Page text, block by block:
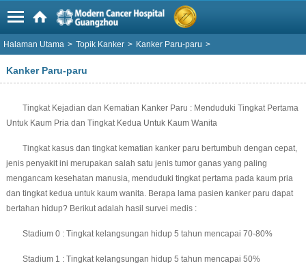
Halaman Utama > Topik Kanker > Kanker Paru-paru >
Kanker Paru-paru
Tingkat Kejadian dan Kematian Kanker Paru : Menduduki Tingkat Pertama
Untuk Kaum Pria dan Tingkat Kedua Untuk Kaum Wanita
Tingkat kasus dan tingkat kematian kanker paru bertumbuh dengan cepat,
jenis penyakit ini merupakan salah satu jenis tumor ganas yang paling
mengancam kesehatan manusia, menduduki tingkat pertama pada kaum pria
dan tingkat kedua untuk kaum wanita. Berapa lama pasien kanker paru dapat
bertahan hidup? Berikut adalah hasil survei medis :
Stadium 0 : Tingkat kelangsungan hidup 5 tahun mencapai 70-80%
Stadium 1 : Tingkat kelangsungan hidup 5 tahun mencapai 50%